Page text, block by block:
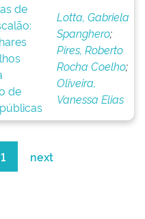
de
de
Lotta, Gabriela
Spanghero;
Pires, Roberto
Rocha Coelho;
Oliveira,
Vanessa Elias
1 next